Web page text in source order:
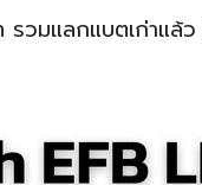
รวมแลกแบตเก่าแ